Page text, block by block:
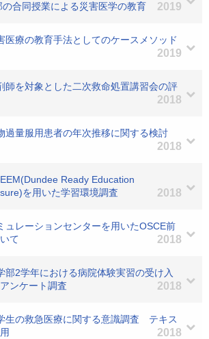
合同授業による災害医学の教育
2019
医療の教育手法としてのケースメソッド
2019
師を対象とした二次救命処置講習会の評
2018
過量服用患者の年次推移に関する検討
2018
Ready Education
を用いた学習環境調査
2018
ュレーションセンターを用いたOSCE前
て
2018
部2学年における病院体験実習の受け入
ンケート調査
2018
生の救急医療に関する意識調査 テキス
2018